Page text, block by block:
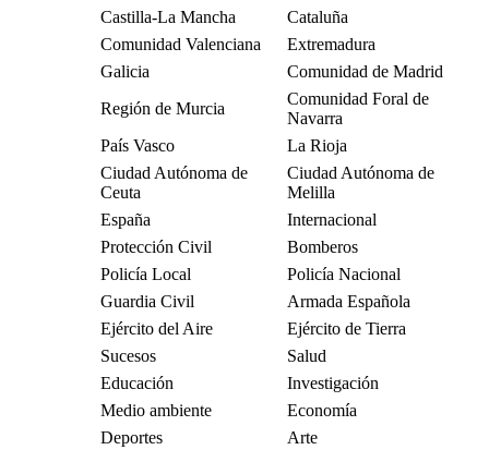
Castilla-La Mancha
Cataluña
Comunidad Valenciana
Extremadura
Galicia
Comunidad de Madrid
Región de Murcia
Comunidad Foral de
Navarra
País Vasco
La Rioja
Ciudad Autónoma de
Ceuta
Ciudad Autónoma de
Melilla
España
Internacional
Protección Civil
Bomberos
Policía Local
Policía Nacional
Guardia Civil
Armada Española
Ejército del Aire
Ejército de Tierra
Sucesos
Salud
Educación
Investigación
Medio ambiente
Economía
Deportes
Arte